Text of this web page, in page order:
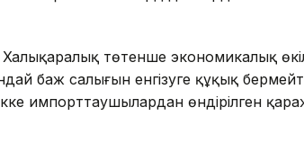
төтенше экономикалық
баж салығын енгізуге құқық
импорттаушылардан өндірілген